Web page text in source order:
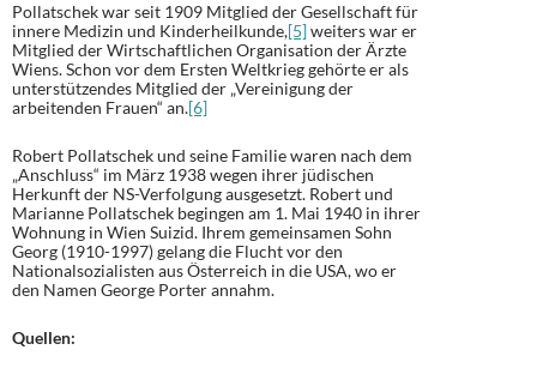
Pollatschek war seit 1909 Mitglied der Gesellschaft für
innere Medizin und Kinderheilkunde,[5]weiters war er
Mitglied der Wirtschaftlichen Organisation der Ärzte
Wiens. Schon vor dem Ersten Weltkrieg gehörte er als
unterstützendes Mitglied der „Vereinigung der
arbeitenden Frauen“ an.[6]
Robert Pollatschek und seine Familie waren nach dem
„Anschluss“ im März 1938 wegen ihrer jüdischen
Herkunft der NS-Verfolgung ausgesetzt. Robert und
Marianne Pollatschek begingen am 1. Mai 1940 in ihrer
Wohnung in Wien Suizid. Ihrem gemeinsamen Sohn
Georg (1910-1997) gelang die Flucht vor den
Nationalsozialisten aus Österreich in die USA, wo er
den Namen George Porter annahm.
Quellen: